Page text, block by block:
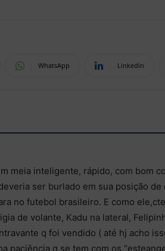
WhatsApp Linkedin
meia inteligente, rápido, com bom
ser burlado em sua posição de
no futebol brasileiro. E como
de volante, Kadu na lateral,
q foi vendido ( até hj acho
paciência q se tem com os